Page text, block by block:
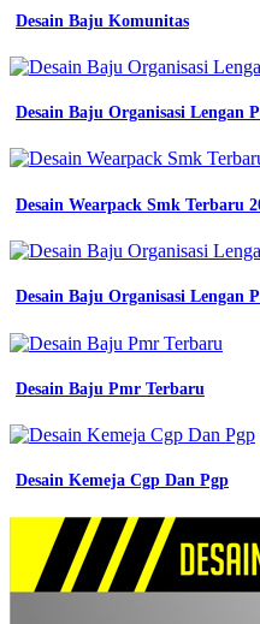
Desain Baju Komunitas
Desain Baju Organisasi Lengan
Desain Wearpack Smk Terbaru
Desain Baju Organisasi Lengan
Desain Baju Pmr Terbaru
Desain Kemeja Cgp Dan Pgp